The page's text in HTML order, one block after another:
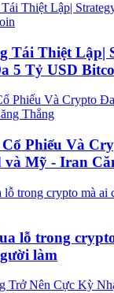
Tái Thiệt Lập|
5 Tỷ USD
Phiếu Và
và Mỹ - Iran
lỗ trong
làm